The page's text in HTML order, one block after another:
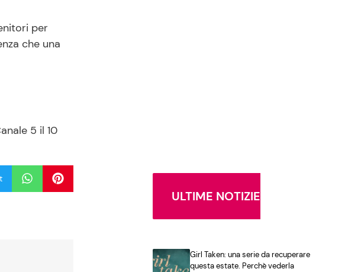
per
che una
5 il 10
ULTIME NOTIZIE
Girl Taken: una serie da recuperare
questa estate. Perchè vederla